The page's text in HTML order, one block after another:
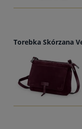
Torebka Skórzana